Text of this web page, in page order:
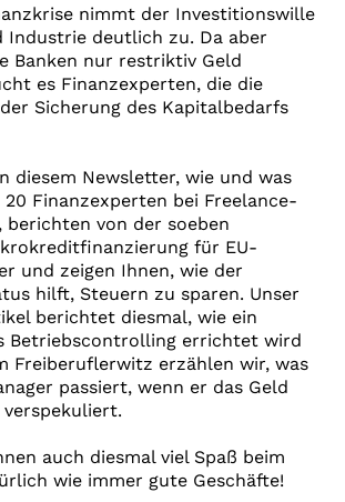
nimmt der Investitionswille
Industrie deutlich zu. Da aber
Banken nur restriktiv Geld
es Finanzexperten, die die
Sicherung des Kapitalbedarfs
diesem Newsletter, wie und was
Finanzexperten bei Freelance-
berichten von der soeben
für EU-
und zeigen Ihnen, wie der
hilft, Steuern zu sparen. Unser
berichtet diesmal, wie ein
Betriebscontrolling errichtet wird
Freiberuflerwitz erzählen wir, was
passiert, wenn er das Geld
verspekuliert.
auch diesmal viel Spaß beim
wie immer gute Geschäfte!